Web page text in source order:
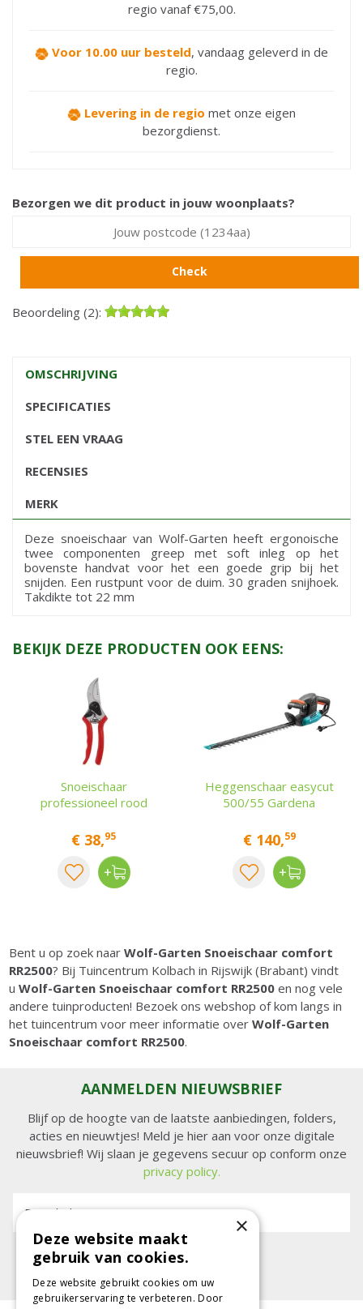
regio vanaf €75,00.
Voor 10.00 uur besteld, vandaag geleverd in de
regio.
Levering in de regio met onze eigen
bezorgdienst.
Bezorgen we dit product in jouw woonplaats?
Check
Beoordeling (2):
OMSCHRIJVING
SPECIFICATIES
STEL EEN VRAAG
RECENSIES
MERK
Deze snoeischaar van Wolf-Garten heeft ergonoische
twee componenten greep met soft inleg op het
bovenste handvat voor het een goede grip bij het
snijden. Een rustpunt voor de duim. 30 graden snijhoek.
Takdikte tot 22 mm
BEKIJK DEZE PRODUCTEN OOK EENS:
Snoeischaar
professioneel rood
€ 38,95
Heggenschaar easycut
500/55 Gardena
€ 140,59
Bent u op zoek naarWolf-Garten Snoeischaar comfort
RR2500? Bij Tuincentrum Kolbach in Rijswijk (Brabant) vindt
uWolf-Garten Snoeischaar comfort RR2500 en nog vele
andere tuinproducten! Bezoek ons webshop of kom langs in
het tuincentrum voor meer informatie overWolf-Garten
Snoeischaar comfort RR2500.
AANMELDEN NIEUWSBRIEF
Blijf op de hoogte van de laatste aanbiedingen, folders,
acties en nieuwtjes! Meld je hier aan voor onze digitale
nieuwsbrief! Wij slaan je gegevens secuur op conform onze
privacy policy.
E-mailadres: ×
Deze website maakt
gebruik van cookies.
Deze website gebruikt cookies om uw
gebruikerservaring te verbeteren. Door